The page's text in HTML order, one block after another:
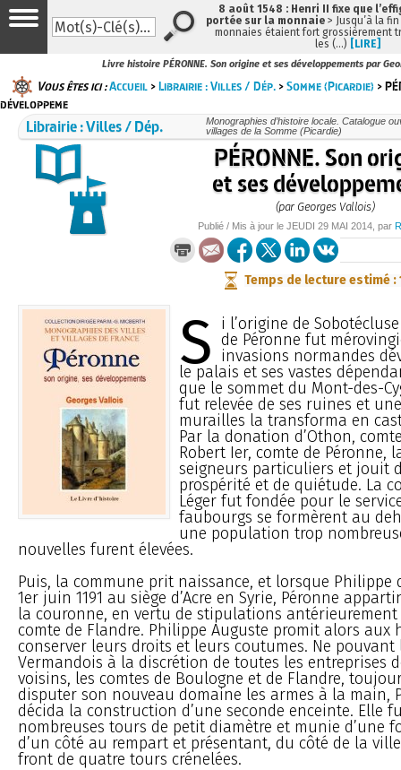
Livre histoire PÉRONNE. Son origine et ses développements par
Vous êtes ici :Accueil >Librairie : Villes / Dép. >Somme (Picardie) >
développeme
Librairie : Villes / Dép.
Monographies d’histoire locale. Catalogue
villages de la Somme (Picardie)
PÉRONNE. Son
et ses
(par Georges Vallois)
Publié / Mis à jour le JEUDI 29 MAI 2014, par
Temps de lecture estimé :
S i l’origine de
de Péronne fut
invasions normandes
le palais et ses vastes
que le sommet du Mont-des-
fut relevée de ses ruines et
murailles la transforma en
Par la donation d’Othon,
Robert Ier, comte de Péronne,
seigneurs particuliers et jouit
prospérité et de quiétude. La
Léger fut fondée pour le
faubourgs se formèrent au
une population trop
nouvelles furent élevées.
Puis, la commune prit naissance, et lorsque Philippe
1er juin 1191 au siège d’Acre en Syrie, Péronne
la couronne, en vertu de stipulations antérieurement
comte de Flandre. Philippe Auguste promit alors aux
conserver leurs droits et leurs coutumes. Ne pouvant
Vermandois à la discrétion de toutes les entreprises
voisins, les comtes de Boulogne et de Flandre,
disputer son nouveau domaine les armes à la main,
décida la construction d’une seconde enceinte. Elle
nombreuses tours de petit diamètre et munie d’une
d’un côté au rempart et présentant, du côté de la
front de quatre tours crénelées.
8 août 1548 : Henri II fixe que
portée sur la monnaie > Jusqu’à la
monnaies étaient fort grossièrement
les (…) [LIRE]